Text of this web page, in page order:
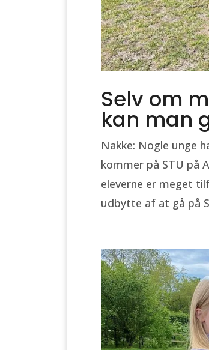
Selv om
kan man
Nakke: Nogle unge
kommer på STU på
eleverne er meget
udbytte af at gå på